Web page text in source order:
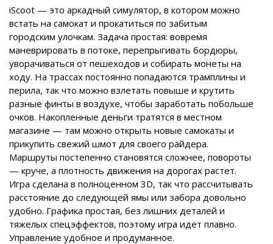
iScoot — это аркадный симулятор, в котором можно
встать на самокат и прокатиться по забитым
городским улочкам. Задача простая: вовремя
маневрировать в потоке, перепрыгивать бордюры,
уворачиваться от пешеходов и собирать монеты на
ходу. На трассах постоянно попадаются трамплины и
перила, так что можно взлетать повыше и крутить
разные финты в воздухе, чтобы заработать побольше
очков. Накопленные деньги тратятся в местном
магазине — там можно открыть новые самокаты и
прикупить свежий шмот для своего райдера.
Маршруты постепенно становятся сложнее, повороты
— круче, а плотность движения на дорогах растет.
Игра сделана в полноценном 3D, так что рассчитывать
расстояние до следующей ямы или забора довольно
удобно. Графика простая, без лишних деталей и
тяжелых спецэффектов, поэтому игра идет плавно.
Управление удобное и продуманное.